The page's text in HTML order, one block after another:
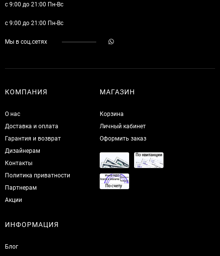
с 9:00 до 21:00 Пн-Вс
с 9:00 до 21:00 Пн-Вс
Мы в соц.сетях
КОМПАНИЯ
О нас
Доставка и оплата
Гарантия и возврат
Дизайнерам
Контакты
Политика приватности
Партнерам
Акции
МАГАЗИН
Корзина
Личный кабинет
Оформить заказ
ИНФОРМАЦИЯ
Блог